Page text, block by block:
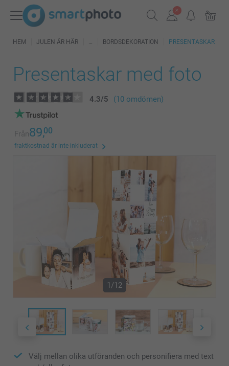
HEM JULEN ÄR HÄR BORDSDEKORATION PRESENTASKAR
Presentaskar med foto
4.3/5 (10 omdömen)
Från89,00
fraktkostnad är inte inkluderat
1/12
Välj mellan olika utföranden och personifiera med text